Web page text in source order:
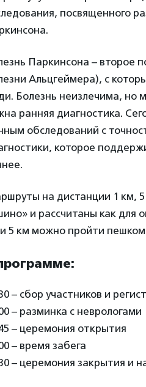
посвященного
Паркинсона – второе
Альцгеймера), с
Болезнь неизлечима, но
ранняя диагностика.
обследований с
которое
на дистанции 1 км,
и рассчитаны как для
5 км можно пройти
– сбор участников и
– разминка с неврологами
– церемония открытия
– время забега
– церемония закрытия и